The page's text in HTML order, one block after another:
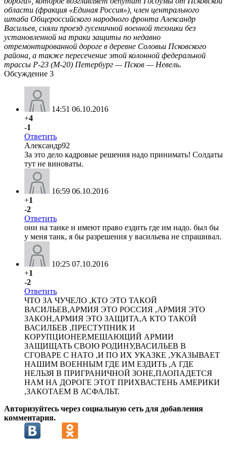
области (фракция «Единая Россия»), член центрального
штаба Общероссийского народного фронта Александр
Васильев, сняли проезд гусеничной военной техники без
установленной на траки защиты по недавно
отремонтированной дороге в деревне Соловьи Псковского
района, а также пересечение этой колонной федеральной
трассы Р-23 (М-20) Петербург — Псков — Невель.
Обсуждение 3
14:51 06.10.2016
+4
-1
Ответить
Александр92
За это дело кадровые решения надо принимать! Солдаты
тут не виноваты.
16:59 06.10.2016
+1
-2
Ответить
они на танке и имеют право ездить где им надо. был бы
у меня танк, я бы разрешения у васильева не спрашивал.
10:25 07.10.2016
+1
-2
Ответить
ЧТО ЗА ЧУЧЕЛО ,КТО ЭТО ТАКОЙ
ВАСИЛЬЕВ,АРМИЯ ЭТО РОССИЯ ,АРМИЯ ЭТО
ЗАКОН,АРМИЯ ЭТО ЗАЩИТА,А КТО ТАКОЙ
ВАСИЛБЕВ ,ПРЕСТУПНИК И
КОРУПЦИОНЕР,МЕШАЮЩИЙ АРМИИ
ЗАЩИЩАТЬ СВОЮ РОДИНУ,ВАСИЛЬЕВ В
СГОВАРЕ С НАТО ,И ПО ИХ УКАЗКЕ ,УКАЗЫВАЕТ
НАШИМ ВОЕННЫМ ГДЕ ИМ ЕЗДИТЬ ,А ГДЕ
НЕЛЬЗЯ В ПРИГРАНИЧНОЙ ЗОНЕ,ПАОПАДЕТСЯ
НАМ НА ДОРОГЕ ЭТОТ ПРИХВАСТЕНЬ АМЕРИКИ
,ЗАКОТАЕМ В АСФАЛЬТ.
Авторизуйтесь через социальную сеть для добавления
комментария.